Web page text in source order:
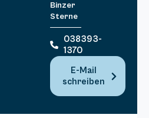
Binzer
Sterne
038393-
1370
E-Mail
schreiben